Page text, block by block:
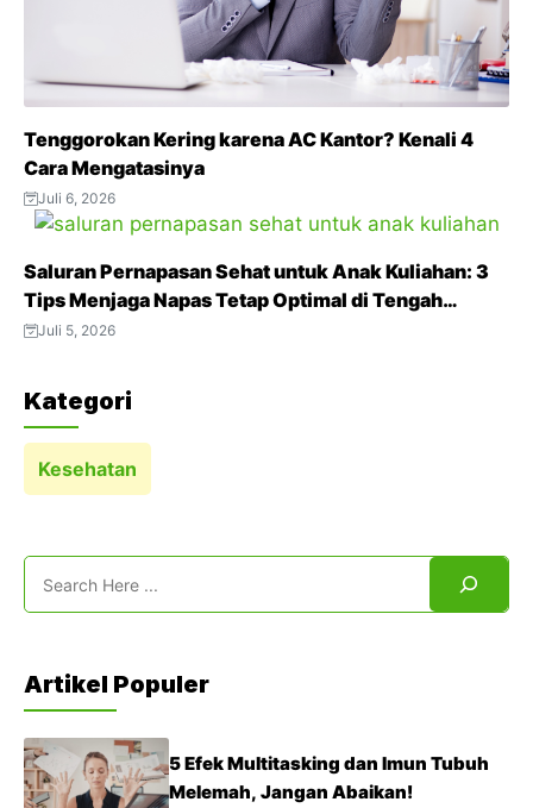
Tenggorokan Kering karena AC Kantor? Kenali 4
Cara Mengatasinya
Juli 6, 2026
Saluran Pernapasan Sehat untuk Anak Kuliahan: 3
Tips Menjaga Napas Tetap Optimal di Tengah
Aktivitas Padat
Juli 5, 2026
Kategori
Kesehatan
Artikel Populer
5 Efek Multitasking dan Imun Tubuh
Melemah, Jangan Abaikan!